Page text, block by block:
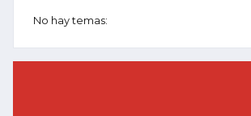
No hay temas: